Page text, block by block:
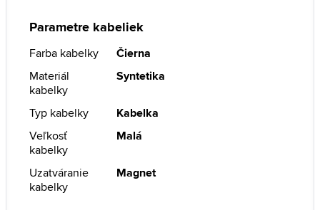
Parametre kabeliek
Farba kabelky
Čierna
Materiál
kabelky
Syntetika
Typ kabelky
Kabelka
Veľkosť
kabelky
Malá
Uzatváranie
kabelky
Magnet